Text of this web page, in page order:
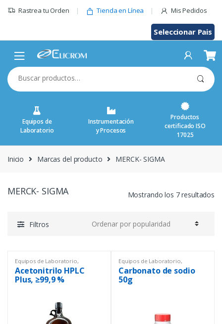
Rastrea tu Orden Tienda en Línea Mis Pedidos
Seleccionar Pais
Buscar
por:
Equipos de
Laboratorio
Instrumentación
y Procesos
Productos
certificado ISO
17025
Inicio Marcas del producto MERCK- SIGMA
MERCK- SIGMA Mostrando los 7 resultados
Filtros
Equipos de Laboratorio,
Reactivos y estándares ,Sigma
Acetonitrilo HPLC
Plus, ≥99,9 %
Equipos de Laboratorio,
Reactivos y estándares Sigma
Carbonato de sodio
50g